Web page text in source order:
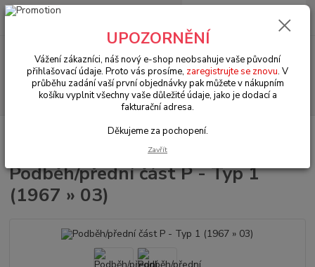
Menu
Hledat
+420 602 330 329
0 Kč
VW Brouk Typ 1 (1938 » 03)
Karosářské díly (Karosseridele)
Podběh/přední část P - Typ 1
(1967 » 03)
UPOZORNĚNÍ
Vážení zákazníci, náš nový e-shop neobsahuje vaše původní
přihlašovací údaje. Proto vás prosíme, zaregistrujte se znovu. V
průběhu zadání vaší první objednávky pak můžete v nákupním
košíku vyplnit všechny vaše důležité údaje, jako je dodací a
fakturační adresa.
Děkujeme za pochopení.
Zavřít